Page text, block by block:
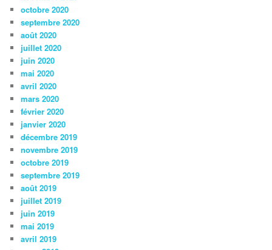
octobre 2020
septembre 2020
août 2020
juillet 2020
juin 2020
mai 2020
avril 2020
mars 2020
février 2020
janvier 2020
décembre 2019
novembre 2019
octobre 2019
septembre 2019
août 2019
juillet 2019
juin 2019
mai 2019
avril 2019